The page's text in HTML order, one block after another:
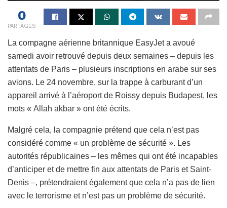
0
PARTAGES
La compagne aérienne britannique EasyJet a avoué
samedi avoir retrouvé depuis deux semaines – depuis les
attentats de Paris – plusieurs inscriptions en arabe sur ses
avions. Le 24 novembre, sur la trappe à carburant d’un
appareil arrivé à l’aéroport de Roissy depuis Budapest, les
mots « Allah akbar » ont été écrits.
Malgré cela, la compagnie prétend que cela n’est pas
considéré comme « un problème de sécurité ». Les
autorités républicaines – les mêmes qui ont été incapables
d’anticiper et de mettre fin aux attentats de Paris et Saint-
Denis –, prétendraient également que cela n’a pas de lien
avec le terrorisme et n’est pas un problème de sécurité.